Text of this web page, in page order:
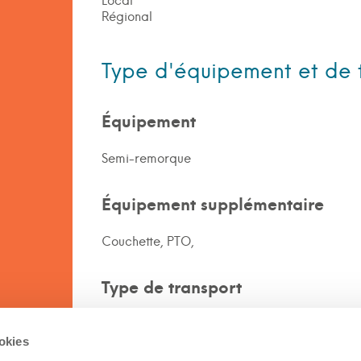
Régional
Type d'équipement et de
Équipement
Semi-remorque
Équipement supplémentaire
Couchette, PTO,
Type de transport